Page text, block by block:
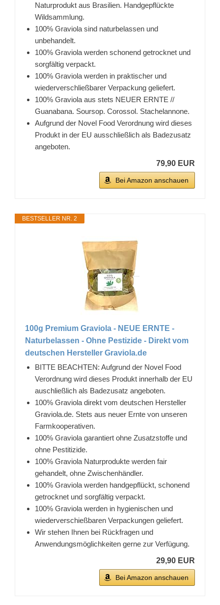
Naturprodukt aus Brasilien. Handgepflückte
Wildsammlung.
100% Graviola sind naturbelassen und
unbehandelt.
100% Graviola werden schonend getrocknet und
sorgfältig verpackt.
100% Graviola werden in praktischer und
wiederverschließbarer Verpackung geliefert.
100% Graviola aus stets NEUER ERNTE //
Guanabana. Soursop. Corossol. Stachelannone.
Aufgrund der Novel Food Verordnung wird dieses
Produkt in der EU ausschließlich als Badezusatz
angeboten.
79,90 EUR
Bei Amazon anschauen
BESTSELLER NR. 2
100g Premium Graviola - NEUE ERNTE -
Naturbelassen - Ohne Pestizide - Direkt vom
deutschen Hersteller Graviola.de
BITTE BEACHTEN: Aufgrund der Novel Food
Verordnung wird dieses Produkt innerhalb der EU
auschließlich als Badezusatz angeboten.
100% Graviola direkt vom deutschen Hersteller
Graviola.de. Stets aus neuer Ernte von unseren
Farmkooperativen.
100% Graviola garantiert ohne Zusatzstoffe und
ohne Pestitizide.
100% Graviola Naturprodukte werden fair
gehandelt, ohne Zwischenhändler.
100% Graviola werden handgepflückt, schonend
getrocknet und sorgfältig verpackt.
100% Graviola werden in hygienischen und
wiederverschießbaren Verpackungen geliefert.
Wir stehen Ihnen bei Rückfragen und
Anwendungsmöglichkeiten gerne zur Verfügung.
29,90 EUR
Bei Amazon anschauen